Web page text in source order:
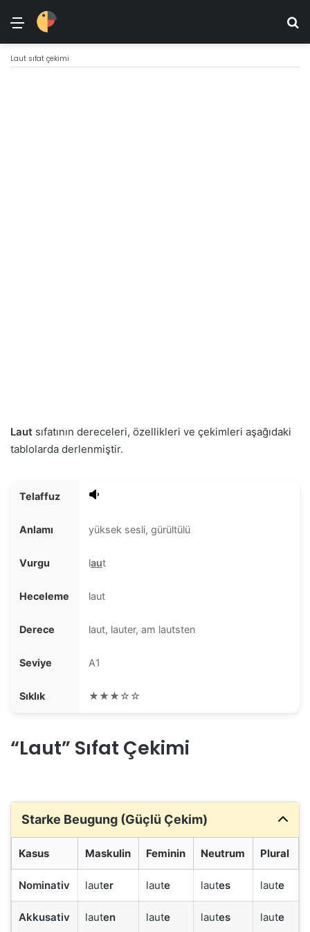
Menü
Laut sıfat çekimi
Laut sıfatının dereceleri, özellikleri ve çekimleri aşağıdaki
tablolarda derlenmiştir.
Telaffuz
Anlamı yüksek sesli, gürültülü
Vurgu laut
Heceleme laut
Derece laut, lauter, am lautsten
Seviye A1
Sıklık ★★★☆☆
“Laut” Sıfat Çekimi
Starke Beugung (Güçlü Çekim)
Kasus Maskulin Feminin Neutrum Plural
Nominativ lauter laute lautes laute
Akkusativ lauten laute lautes laute